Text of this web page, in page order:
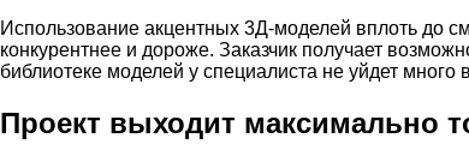
Использование акцентных 3Д-моделей вплоть до
конкурентнее и дороже. Заказчик получает
библиотеке моделей у специалиста не уйдет
Проект выходит максимально